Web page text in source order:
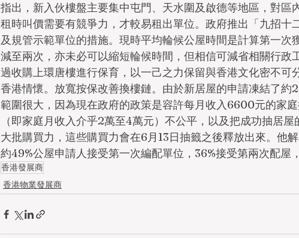
指出，新入伙樓盤主要集中屯門、天水圍及啟德等地區，對區
租時叫價需要有競爭力，才較易租出單位。政府推出「九招十
及規管示範單位的措施。現時平均輪候公屋時間是計算第一次
減至兩次，亦未必可以縮短輪候時間，但相信可減省相關行政
過收購上環唐樓進行保育，以一己之力保留與香港文化密不可
香港情懷。放寬按保改善換樓鏈。由於新居屋的申請凍結了約
範圍很大，因為現在政府的政策是容許每月收入6600元的家
（即家庭月收入介乎2萬至4萬元）不公平，以及把成功抽居
大批購買力，這些購買力會在6月13日抽籤之後釋放出來。他
約49%公屋申請人接受第一次編配單位，36%接受第兩次配屋
香港發展商
香港物業發展商